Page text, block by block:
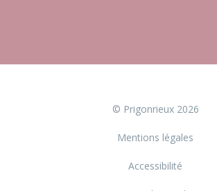
© Prigonrieux 2026
Mentions légales
Accessibilité